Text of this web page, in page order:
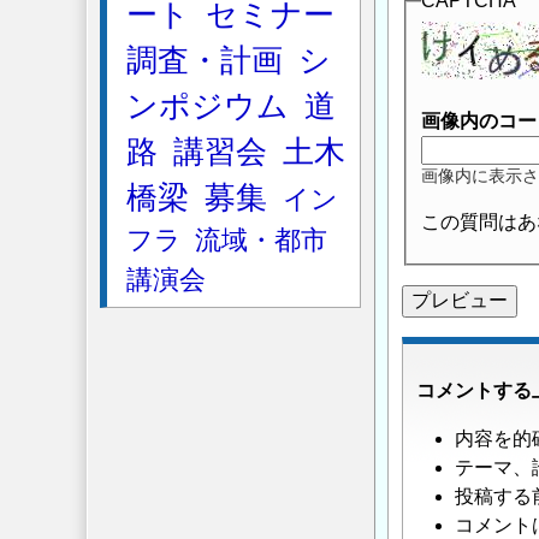
画像内のコ
画像内に表示
この質問は
コメントする
内容を的
テーマ、
投稿する
コメント
ート
セミナー
調査・計画
シ
ンポジウム 道
路 講習会 土木
橋梁 募集
イン
フラ
流域・都市
講演会